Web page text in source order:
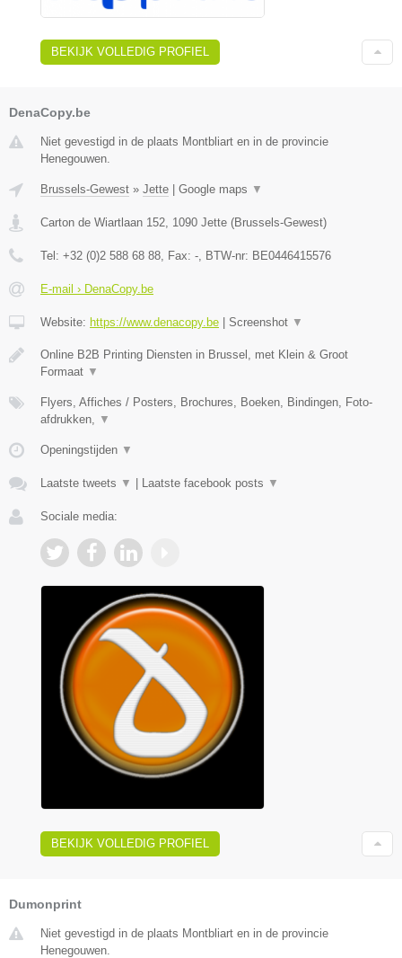
BEKIJK VOLLEDIG PROFIEL
DenaCopy.be
Niet gevestigd in de plaats Montbliart en in de provincie
Henegouwen.
Brussels-Gewest » Jette Google maps ▼
Carton de Wiartlaan 152 1090 Jette (Brussels-Gewest)
Tel: +32 (0)2 588 68 88 , Fax: - , BTW-nr: BE0446415576
E-mail › DenaCopy.be
Website: https://www.denacopy.be Screenshot ▼
Online B2B Printing Diensten in Brussel, met Klein & Groot
Formaat ▼
Flyers, Affiches / Posters, Brochures, Boeken, Bindingen, Foto-
afdrukken,
▼
Openingstijden ▼
Laatste tweets ▼ Laatste facebook posts ▼
Sociale media:
BEKIJK VOLLEDIG PROFIEL
Dumonprint
Niet gevestigd in de plaats Montbliart en in de provincie
Henegouwen.